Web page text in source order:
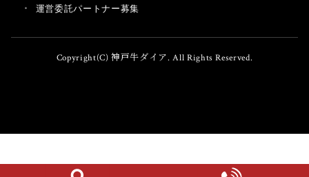
運営委託パートナー募集
Copyright(C) 神戸牛ダイア. All Rights Reserved.